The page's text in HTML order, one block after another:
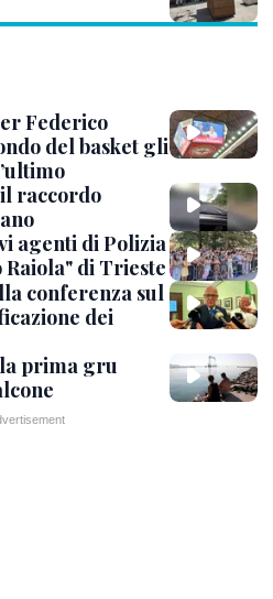
Federico
del basket gli
raccordo
agenti di Polizia
Raiola" di Trieste
conferenza sul
dei
prima gru